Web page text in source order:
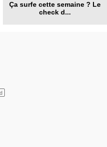
Ça surfe cette semaine ? Le
check d...